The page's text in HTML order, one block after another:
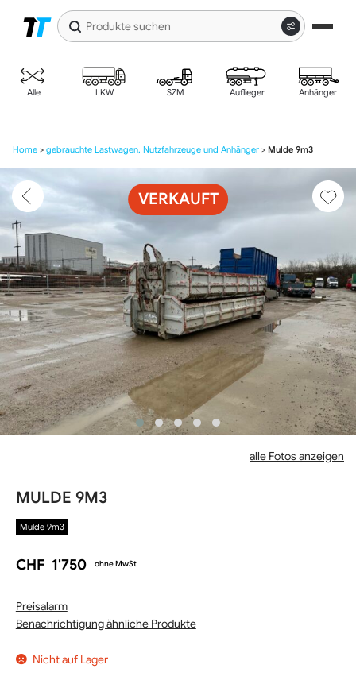
Zur
springen
Zum
springen
Produkte
suchen
Home> gebrauchte Lastwagen, Nutzfahrzeuge und Anhänger> Mulde 9m3
Alle LKW SZM Auflieger Anhänger
VERKAUFT
alle Fotos anzeigen
MULDE 9M3
Mulde 9m3
ohne MwSt
CHF 1'750
Preisalarm
Benachrichtigung ähnliche Produkte
Nicht auf Lager